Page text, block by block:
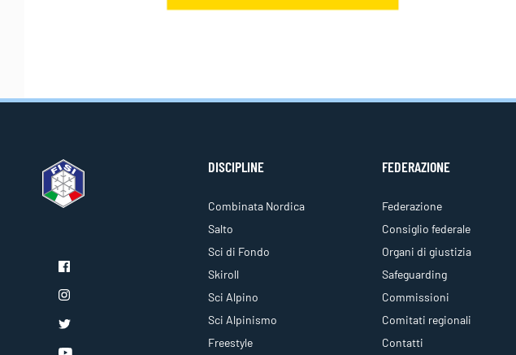
DISCIPLINE
Combinata Nordica
Salto
Sci di Fondo
Skiroll
Sci Alpino
Sci Alpinismo
Freestyle
FEDERAZIONE
Federazione
Consiglio federale
Organi di giustizia
Safeguarding
Commissioni
Comitati regionali
Contatti